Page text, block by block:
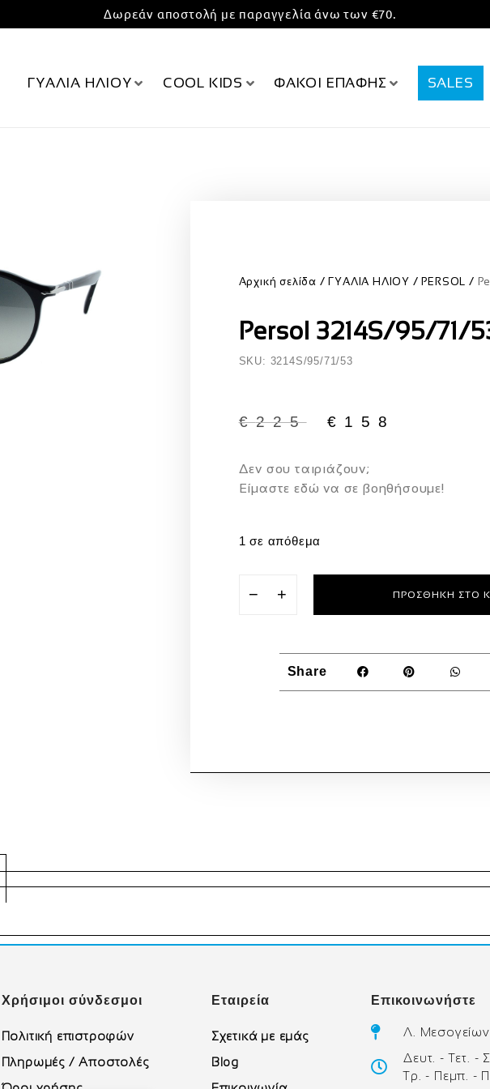
Δωρεάν αποστολή με παραγγελία άνω των €70.
ΓΥΑΛΙΑ ΗΛΙΟΥ COOL KIDS ΦΑΚΟΙ ΕΠΑΦΗΣ SALES
Αρχική σελίδα ΓΥΑΛΙΑ ΗΛΙΟΥ PERSOL
Persol 3214S/95/71/
SKU: 3214S/95/71/53
€225 € 158
Δεν σου ταιριάζουν;
Eίμαστε εδώ να σε βοηθήσουμε!
1 σε απόθεμα
− + ΠΡΟΣΘΉΚΗ ΣΤΟ
Share
Χρήσιμοι σύνδεσμοι
Πολιτική επιστροφών
Πληρωμές / Αποστολές
Εταιρεία
Σχετικά με εμάς
Blog
Επικοινωνήστε
Λ.
Δευτ. - Τετ. -
Τρ. - Πεμπ. -